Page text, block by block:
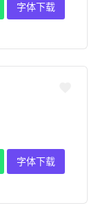
字体下载
字体下载